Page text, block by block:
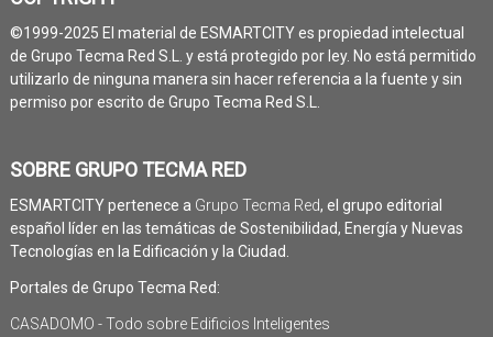
©1999-2025 El material de ESMARTCITY es propiedad intelectual
de Grupo Tecma Red S.L. y está protegido por ley. No está permitido
utilizarlo de ninguna manera sin hacer referencia a la fuente y sin
permiso por escrito de Grupo Tecma Red S.L.
SOBRE GRUPO TECMA RED
ESMARTCITY pertenece a Grupo Tecma Red, el grupo editorial
español líder en las temáticas de Sostenibilidad, Energía y Nuevas
Tecnologías en la Edificación y la Ciudad.
Portales de Grupo Tecma Red:
CASADOMO - Todo sobre Edificios Inteligentes